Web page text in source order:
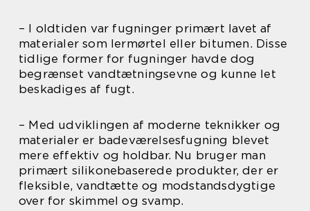
– I oldtiden var fugninger primært lavet af
materialer som lermørtel eller bitumen. Disse
tidlige former for fugninger havde dog
begrænset vandtætningsevne og kunne let
beskadiges af fugt.
– Med udviklingen af moderne teknikker og
materialer er badeværelsesfugning blevet
mere effektiv og holdbar. Nu bruger man
primært silikonebaserede produkter, der er
fleksible, vandtætte og modstandsdygtige
over for skimmel og svamp.